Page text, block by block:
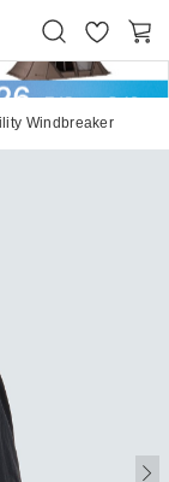
お
気
カ
ー
Windbreaker